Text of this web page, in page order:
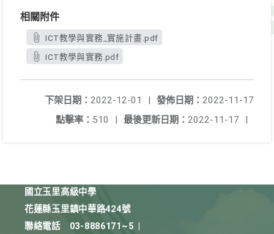
相關附件
ICT教學與實務_實施計畫.pdf
ICT教學與實務.pdf
發佈日期： 2022-11-17
下架日期： 2022-12-01
|
最後更新日期： 2022-11-17 |
點擊率： 510 |
國立玉里高級中學
花蓮縣玉里鎮中華路424號
聯絡電話
03-8886171~5